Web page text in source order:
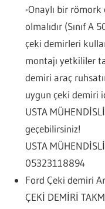
-Onaylı bir römork
olmalıdır (Sınıf A
çeki demirleri
montajı yetkililer
demiri araç
uygun çeki demiri
USTA
geçebilirsiniz!
USTA
05323118894
Ford Çeki demiri
ÇEKİ DEMİRİ